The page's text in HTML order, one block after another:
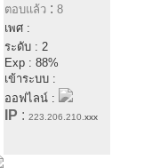
ตอบแล้ว : 8
เพศ :
ระดับ : 2
Exp : 88%
เข้าระบบ :
ออฟไลน์ :
IP : 223.206.210. xxx